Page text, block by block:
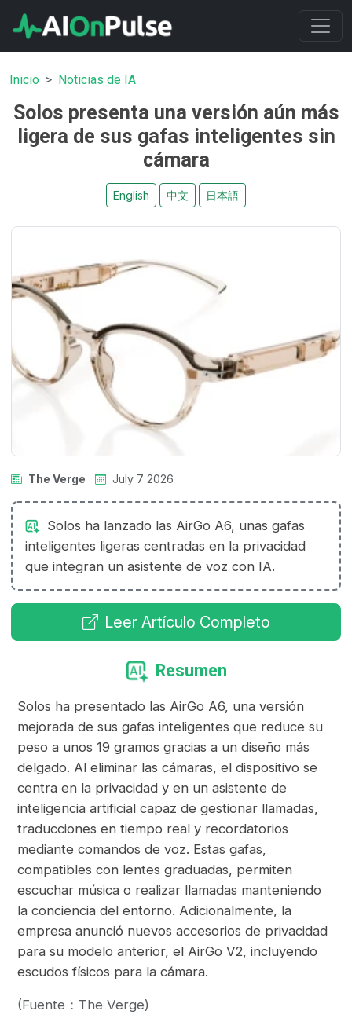
Inicio Noticias de IA
Solos presenta una versión aún más
ligera de sus gafas inteligentes sin
cámara
English 中文 日本語
The Verge July 7 2026
Solos ha lanzado las AirGo A6, unas gafas
inteligentes ligeras centradas en la privacidad
que integran un asistente de voz con IA.
Leer Artículo Completo
Resumen
Solos ha presentado las AirGo A6, una versión
mejorada de sus gafas inteligentes que reduce su
peso a unos 19 gramos gracias a un diseño más
delgado. Al eliminar las cámaras, el dispositivo se
centra en la privacidad y en un asistente de
inteligencia artificial capaz de gestionar llamadas,
traducciones en tiempo real y recordatorios
mediante comandos de voz. Estas gafas,
compatibles con lentes graduadas, permiten
escuchar música o realizar llamadas manteniendo
la conciencia del entorno. Adicionalmente, la
empresa anunció nuevos accesorios de privacidad
para su modelo anterior, el AirGo V2, incluyendo
escudos físicos para la cámara.
(Fuente：The Verge)